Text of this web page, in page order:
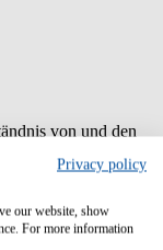
von und den
von Fehlern
Privacy policy
our website, show
For more information